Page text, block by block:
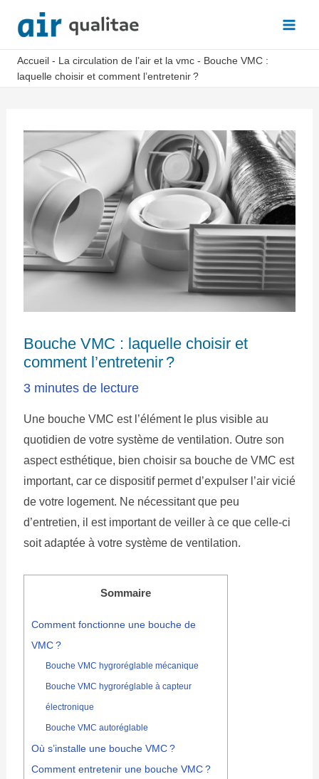
Accueil - La circulation de l’air et la vmc - Bouche VMC :
laquelle choisir et comment l’entretenir ?
Bouche VMC : laquelle choisir et
comment l’entretenir ?
3 minutes de lecture
Une bouche VMC est l’élément le plus visible au
quotidien de votre système de ventilation. Outre son
aspect esthétique, bien choisir sa bouche de VMC est
important, car ce dispositif permet d’expulser l’air vicié
de votre logement. Ne nécessitant que peu
d’entretien, il est important de veiller à ce que celle-ci
soit adaptée à votre système de ventilation.
Sommaire
Comment fonctionne une bouche de
VMC ?
Bouche VMC hygroréglable mécanique
Bouche VMC hygroréglable à capteur
électronique
Bouche VMC autoréglable
Où s’installe une bouche VMC ?
Comment entretenir une bouche VMC ?